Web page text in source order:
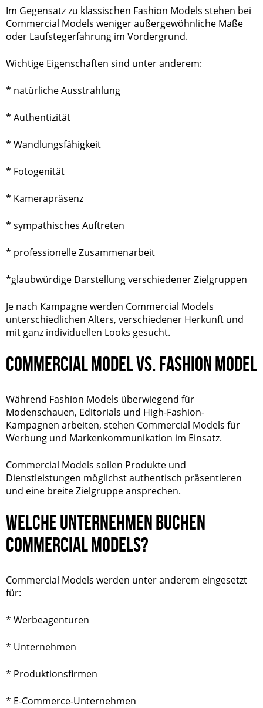
Im Gegensatz zu klassischen Fashion Models stehen bei
Commercial Models weniger außergewöhnliche Maße
oder Laufstegerfahrung im Vordergrund.
Wichtige Eigenschaften sind unter anderem:
* natürliche Ausstrahlung
* Authentizität
* Wandlungsfähigkeit
* Fotogenität
* Kamerapräsenz
* sympathisches Auftreten
* professionelle Zusammenarbeit
*glaubwürdige Darstellung verschiedener Zielgruppen
Je nach Kampagne werden Commercial Models
unterschiedlichen Alters, verschiedener Herkunft und
mit ganz individuellen Looks gesucht.
COMMERCIAL MODEL VS. FASHION MODEL
Während Fashion Models überwiegend für
Modenschauen, Editorials und High-Fashion-
Kampagnen arbeiten, stehen Commercial Models für
Werbung und Markenkommunikation im Einsatz.
Commercial Models sollen Produkte und
Dienstleistungen möglichst authentisch präsentieren
und eine breite Zielgruppe ansprechen.
WELCHE UNTERNEHMEN BUCHEN
COMMERCIAL MODELS?
Commercial Models werden unter anderem eingesetzt
für:
* Werbeagenturen
* Unternehmen
* Produktionsfirmen
* E-Commerce-Unternehmen